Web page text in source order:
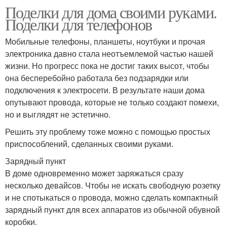
Поделки для дома своими руками.
Поделки для телефонов
Мобильные телефоны, планшеты, ноутбуки и прочая
электроника давно стала неотъемлемой частью нашей
жизни. Но прогресс пока не достиг таких высот, чтобы
она бесперебойно работала без подзарядки или
подключения к электросети. В результате наши дома
опутывают провода, которые не только создают помехи,
но и выглядят не эстетично.
Решить эту проблему тоже можно с помощью простых
приспособлений, сделанных своими руками.
Зарядный пункт
В доме одновременно может заряжаться сразу
несколько девайсов. Чтобы не искать свободную розетку
и не спотыкаться о провода, можно сделать компактный
зарядный пункт для всех аппаратов из обычной обувной
коробки.